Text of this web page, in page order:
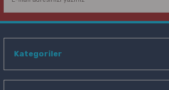
Kategoriler